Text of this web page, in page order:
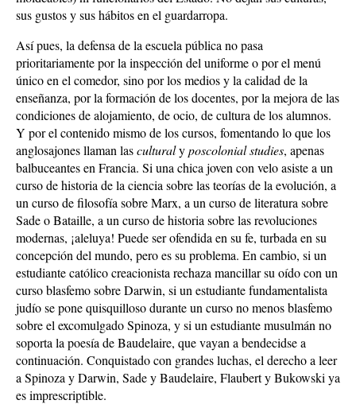
sus gustos y sus hábitos en el guardarropa.
Así pues, la defensa de la escuela pública no pasa
prioritariamente por la inspección del uniforme o por el menú
único en el comedor, sino por los medios y la calidad de la
enseñanza, por la formación de los docentes, por la mejora de las
condiciones de alojamiento, de ocio, de cultura de los alumnos.
Y por el contenido mismo de los cursos, fomentando lo que los
anglosajones llaman lasculturalyposcolonial studies, apenas
balbuceantes en Francia. Si una chica joven con velo asiste a un
curso de historia de la ciencia sobre las teorías de la evolución, a
un curso de filosofía sobre Marx, a un curso de literatura sobre
Sade o Bataille, a un curso de historia sobre las revoluciones
modernas, ¡aleluya! Puede ser ofendida en su fe, turbada en su
concepción del mundo, pero es su problema. En cambio, si un
estudiante católico creacionista rechaza mancillar su oído con un
curso blasfemo sobre Darwin, si un estudiante fundamentalista
judío se pone quisquilloso durante un curso no menos blasfemo
sobre el excomulgado Spinoza, y si un estudiante musulmán no
soporta la poesía de Baudelaire, que vayan a bendecidse a
continuación. Conquistado con grandes luchas, el derecho a leer
a Spinoza y Darwin, Sade y Baudelaire, Flaubert y Bukowski ya
es imprescriptible.